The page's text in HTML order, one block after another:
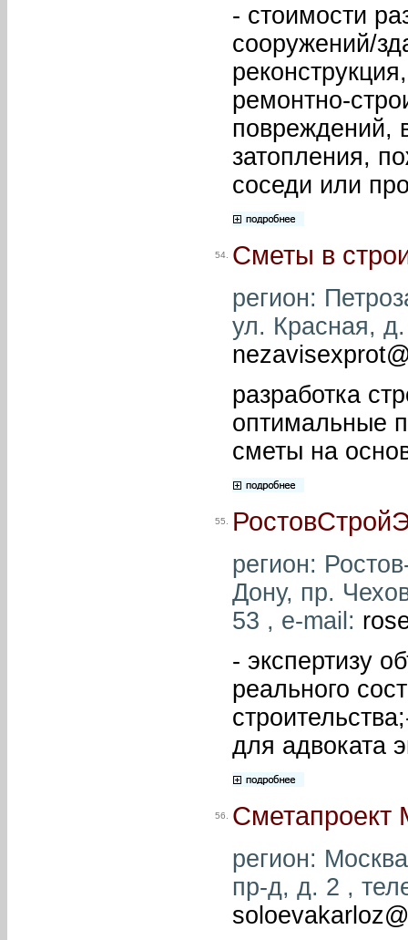
- стоимости
сооружений/
ремонтно-
повреждений,
затопления,
соседи или
54. Сметы в
регион:
ул. Красная,
разработка
оптимальные
сметы на
55.
регион:
Дону, пр.
53 , e-mail:
- экспертизу
реального
для адвоката
56. Сметапроект
регион:
пр-д, д. 2 ,